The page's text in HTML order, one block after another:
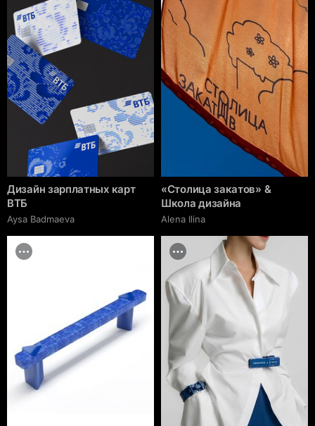
Дизайн зарплатных карт
ВТБ
Aysa Badmaeva
«Столица закатов» &
Школа дизайна
Alena Ilina